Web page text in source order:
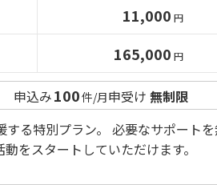
11,000 円
165,000 円
申込み100件/月申受け 無制限
る特別プラン。 必要なサポート
をスタートしていただけます。